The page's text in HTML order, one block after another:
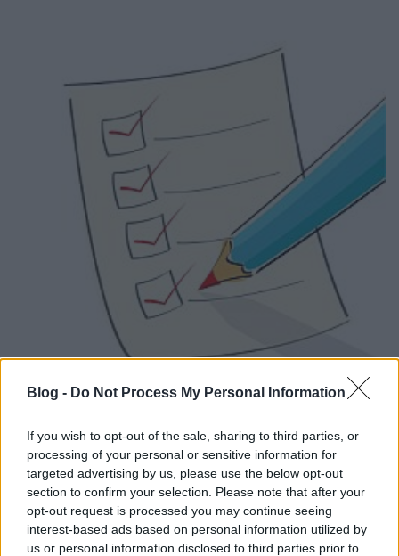
Blog - Do Not Process My Personal Information
If you wish to opt-out of the sale, sharing to third parties, or
processing of your personal or sensitive information for
targeted advertising by us, please use the below opt-out
section to confirm your selection. Please note that after your
opt-out request is processed you may continue seeing
interest-based ads based on personal information utilized by
us or personal information disclosed to third parties prior to
Sokan kérdezik, én vállalkozni szeretnék, a
szolgáltatásomat, miért kell nekem tudni,
hogyan kell helyesen kitölteni egy számlát, hol
tudok leellenőrizni egy céget, aki halasztott
fizetéssel szeretne tőlem árut venni, hogyan,
milyen tartalommal kössek meg egy vállalkozói
szerződést?